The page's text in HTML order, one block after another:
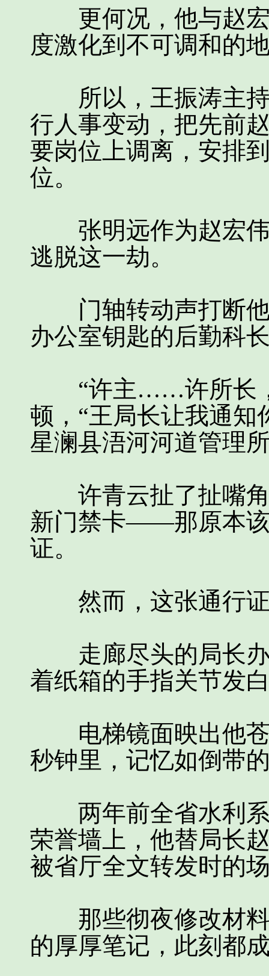
更何况，他与赵宏
度激化到不可调和的
所以，王振涛主持
行人事变动，把先前
要岗位上调离，安排
位。
张明远作为赵宏伟
逃脱这一劫。
门轴转动声打断他
办公室钥匙的后勤科
“许主……许所长，
顿，“王局长让我通
星澜县浯河河道管理
许青云扯了扯嘴角
新门禁卡——那原本该
证。
然而，这张通行证
走廊尽头的局长办
着纸箱的手指关节发
电梯镜面映出他苍
秒钟里，记忆如倒带
两年前全省水利系
荣誉墙上，他替局长
被省厅全文转发时的
那些彻夜修改材料
的厚厚笔记，此刻都